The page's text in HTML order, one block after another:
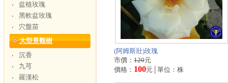
‧
盆植玫瑰
‧
黑軟盆玫瑰
‧
穴盤苗
大型景觀樹
‧
沉香
‧
九芎
‧
羅漢松
(阿姆斯壯)玫瑰
市價： 120元
價格： 100元│單位：株